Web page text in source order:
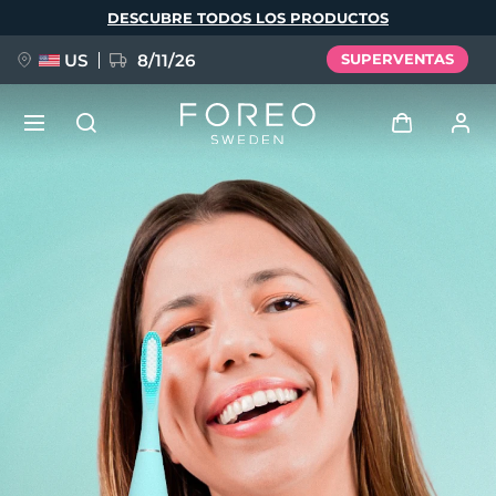
DESCUBRE TODOS LOS PRODUCTOS
US 8/11/26 SUPERVENTAS
Perfil de usuario
Mis dispositivos
Mis pedidos
Mis direcciones
Mis suscripciones
FAQ™ Pure Beauty-Tech Elixir
BREAKING NEWS
issa™ Teeth Whitening Set
Deutsch
Español
Français
Italiano
Português
Svenska
Русский
简体中文 繁體中文